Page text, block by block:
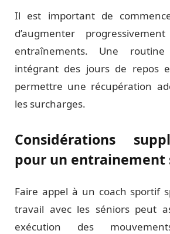
Il est important de
d’augmenter
entraînements. Une
intégrant des jours de repos
permettre une récupération
les surcharges.
Considérations
pour un entrainement
Faire appel à un coach sportif
travail avec les séniors peut
exécution des